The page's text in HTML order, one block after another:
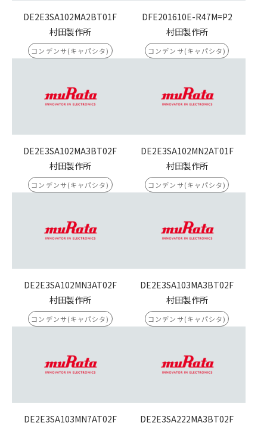
DE2E3SA102MA2BT01F
村田製作所
コンデンサ(キャパシタ)
DFE201610E-R47M=P2
村田製作所
コンデンサ(キャパシタ)
DE2E3SA102MA3BT02F
村田製作所
コンデンサ(キャパシタ)
DE2E3SA102MN2AT01F
村田製作所
コンデンサ(キャパシタ)
DE2E3SA102MN3AT02F
村田製作所
コンデンサ(キャパシタ)
DE2E3SA103MA3BT02F
村田製作所
コンデンサ(キャパシタ)
DE2E3SA103MN7AT02F
DE2E3SA222MA3BT02F